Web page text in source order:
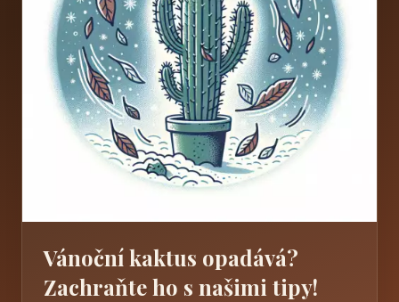
Vánoční kaktus opadává?
Zachraňte ho s našimi tipy!